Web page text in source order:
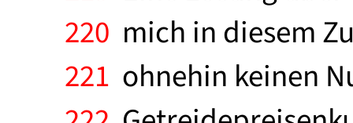
220 mich in diesem
221 ohnehin keinen